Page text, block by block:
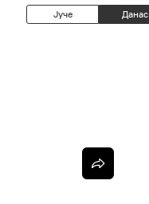
Јуче Данас